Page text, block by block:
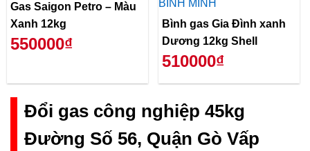
Gas Saigon Petro – Màu
Xanh 12kg
550000₫
Bình gas Gia Đình xanh
Dương 12kg Shell
510000₫
Đổi gas công nghiệp 45kg
Đường Số 56, Quận Gò Vấp